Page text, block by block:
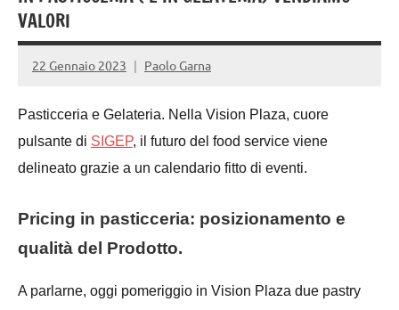
VALORI
22 Gennaio 2023 Paolo Garna
Pasticceria e Gelateria. Nella Vision Plaza, cuore
pulsante di SIGEP, il futuro del food service viene
delineato grazie a un calendario fitto di eventi.
Pricing in pasticceria: posizionamento e
qualità del Prodotto.
A parlarne, oggi pomeriggio in Vision Plaza due pastry